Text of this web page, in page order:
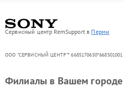
Сервисный центр RemSupport в Перми
ООО "СЕРВИСНЫЙ ЦЕНТР"* 6685170650*668501001
Филиалы в Вашем городе